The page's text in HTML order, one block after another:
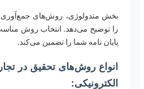
بخش متدولوژی، روش‌های جمع‌آوری و
را توضیح می‌دهد. انتخاب روش
پایان نامه شما را تضمین می‌کند.
انواع روش‌های تحقیق در
الکترونیکی: